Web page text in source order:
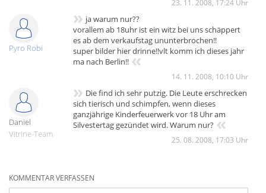
23. 11. 2008, 17:24 Uhr
Pyro Robi
» ja warum nur??
vorallem ab 18uhr ist ein witz bei uns schäppert
es ab dem verkaufstag ununterbrochen!!
super bilder hier drinne!!vlt komm ich dieses jahr
ma nach Berlin!! «
14. 11. 2008, 10:10 Uhr
Daniel
Vitrine-Team
» Die find ich sehr putzig. Die Leute erschrecken
sich tierisch und schimpfen, wenn dieses
ganzjährige Kinderfeuerwerk vor 18 Uhr am
Silvestertag gezündet wird. Warum nur? «
25. 08. 2008, 17:03 Uhr
KOMMENTAR VERFASSEN